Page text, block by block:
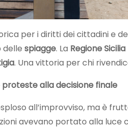
per i diritti dei cittadini e
delle spiagge. La Regione Sicilia
. Una vittoria per chi
alla decisione finale
all’improvviso, ma è
avevano portato alla luce